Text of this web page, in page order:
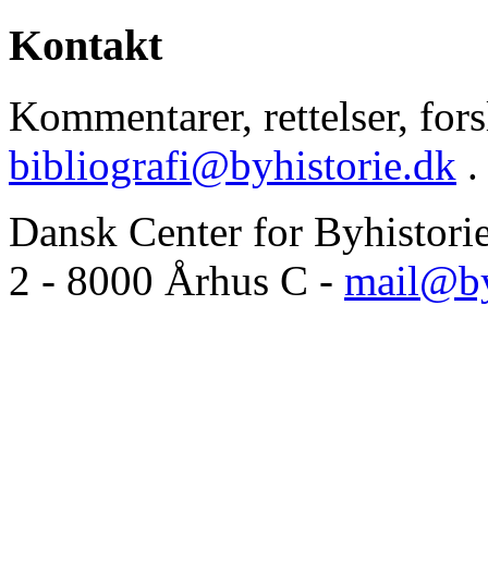
Kontakt
Kommentarer, rettelser,
bibliografi@byhistorie.dk .
Dansk Center for
2 - 8000 Århus C -